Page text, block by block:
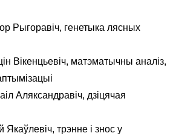
Рыгоравіч, генетыка лясных
Вікенцьевіч, матэматычны аналіз,
Аляксандравіч, дзіцячая
трэнне і знос у